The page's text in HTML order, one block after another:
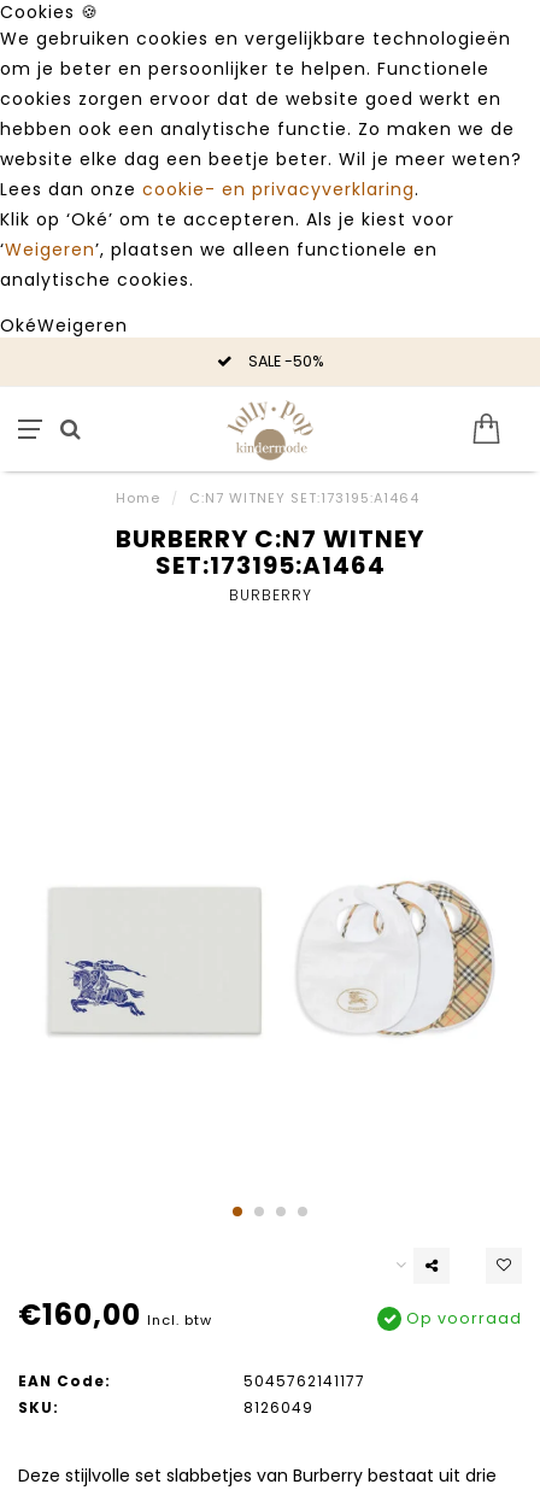
Cookies 🍪
We gebruiken cookies en vergelijkbare technologieën
om je beter en persoonlijker te helpen. Functionele
cookies zorgen ervoor dat de website goed werkt en
hebben ook een analytische functie. Zo maken we de
website elke dag een beetje beter. Wil je meer weten?
Lees dan onze cookie- en privacyverklaring.
Klik op ‘Oké’ om te accepteren. Als je kiest voor
‘Weigeren’, plaatsen we alleen functionele en
analytische cookies.
OkéWeigeren
SALE -50%
Home / C:N7 WITNEY SET:173195:A1464
BURBERRY C:N7 WITNEY
SET:173195:A1464
BURBERRY
€160,00 Incl. btw Op voorraad
EAN Code:
5045762141177
SKU:
8126049
Deze stijlvolle set slabbetjes van Burberry bestaat uit drie